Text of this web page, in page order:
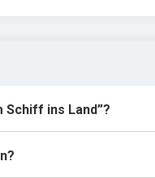
Schiff ins Land”?